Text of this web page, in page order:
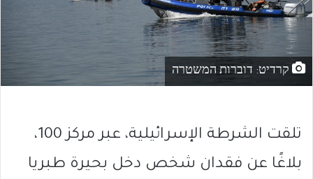
קרדיט: דוברות המשטרה
تلقت الشرطة الإسرائيلية، عبر مركز 100،
بلاغًا عن فقدان شخص دخل بحيرة طبريا